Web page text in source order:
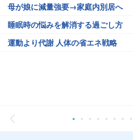
母が娘に減量強要→家庭内別居へ
睡眠時の悩みを解消する過ごし方
運動より代謝 人体の省エネ戦略